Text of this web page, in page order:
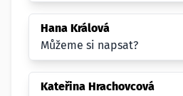
Hana Králová
Můžeme si napsat?
Kateřina Hrachovcová